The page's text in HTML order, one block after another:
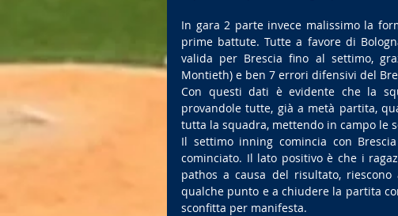
In gara 2 parte invece malissimo la
prime battute. Tutte a favore di
valida per Brescia fino al settimo,
Montieth) e ben 7 errori difensivi del
Con questi dati è evidente che la
provandole tutte, già a metà partita,
tutta la squadra, mettendo in campo le
Il settimo inning comincia con
cominciato. Il lato positivo è che i
pathos a causa del risultato,
qualche punto e a chiudere la partita
sconfitta per manifesta.